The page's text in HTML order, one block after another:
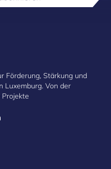
Förderung, Stärkung und
Luxemburg. Von der